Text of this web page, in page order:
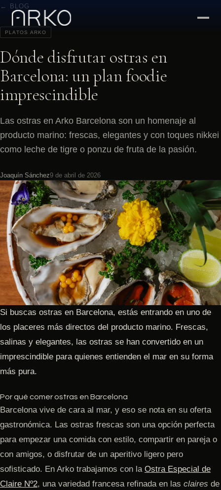
← BLOG
PLATOS ARKO
Dónde disfrutar ostras en
Barcelona: un plan foodie
imprescindible
Las ostras en Arko Barcelona son un homenaje al
producto marino: frescas, elegantes y con toques nikkei
como leche de tigre o ponzu de fruta de la pasión.
Joaquín Sánchez9 de abril de 2026
Si buscas ostras en Barcelona, estás entrando en uno de
los placeres más directos del producto marino. Frescas,
salinas y elegantes, las ostras se han convertido en un
imprescindible para quienes entienden el mar en su forma
más pura.
Por qué comer ostras en Barcelona
Barcelona vive de cara al mar, y eso se nota en su oferta
gastronómica. Las ostras frescas son una opción perfecta
para empezar una comida con estilo, compartir en pareja o
con amigos, o disfrutar de un aperitivo ligero pero
sofisticado. En Arko trabajamos con la Ostra Especial de
Claire Nº2, una variedad francesa refinada en las claires de